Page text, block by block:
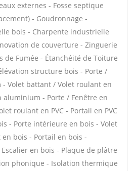
externes - Fosse septique
- Goudronnage -
bois - Charpente industrielle
de couverture - Zinguerie
de Fumée - Étanchéité de Toiture
structure bois - Porte /
Volet battant / Volet roulant en
- Porte / Fenêtre en
roulant en PVC - Portail en PVC
- Porte intérieure en bois - Volet
bois - Portail en bois -
en bois - Plaque de plâtre
phonique - Isolation thermique